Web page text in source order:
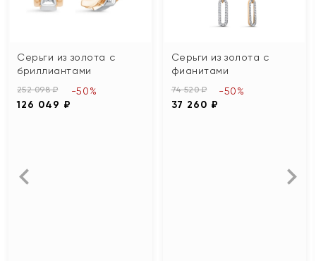
Серьги из золота с
бриллиантами
252 098 ₽
126 049 ₽
-50%
Серьги из золота с
фианитами
74 520 ₽
37 260 ₽
-50%